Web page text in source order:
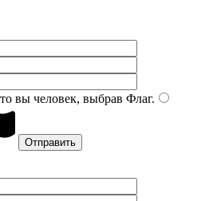
вы человек, выбрав Флаг.